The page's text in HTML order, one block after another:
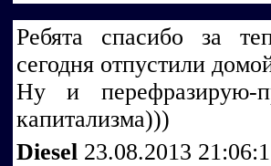
Ребята спасибо за
сегодня отпустили
Ну и перефразирую-
капитализма)))
Diesel 23.08.2013